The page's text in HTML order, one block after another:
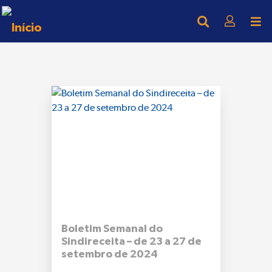
Boletim Semanal do
Sindireceita – de 23 a 27 de
setembro de 2024